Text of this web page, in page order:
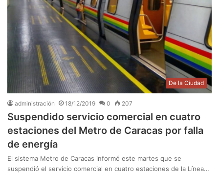
De la Ciudad
administración 18/12/2019 0 207
Suspendido servicio comercial en cuatro
estaciones del Metro de Caracas por falla
de energía
El sistema Metro de Caracas informó este martes que se
suspendió el servicio comercial en cuatro estaciones de la Línea…